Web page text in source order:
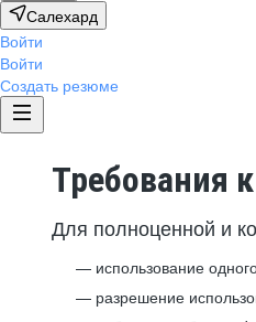
Салехард
Войти
Войти
Создать резюме
Требования
Для полноценной и
использование
разрешение